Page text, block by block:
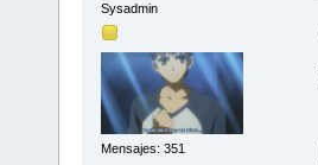
Sysadmin
Mensajes: 351